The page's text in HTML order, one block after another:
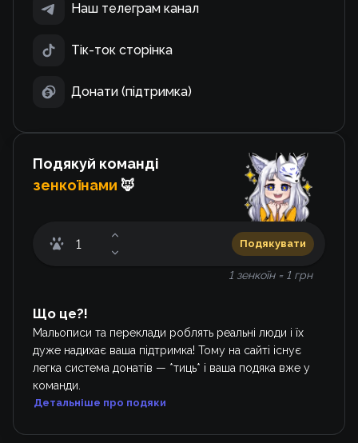
Наш телеграм канал
Тік-ток сторінка
Донати (підтримка)
Подякуй команді
зенкоїнами 🦊
Подякувати
1 зенкоїн = 1 грн
Що це?!
Мальописи та переклади роблять реальні люди і їх
дуже надихає ваша підтримка! Тому на сайті існує
легка система донатів — *тиць* і ваша подяка вже у
команди.
Детальніше про подяки